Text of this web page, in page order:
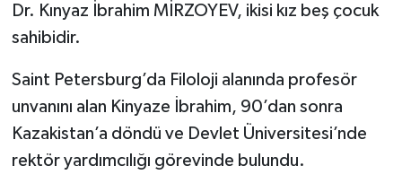
Dr. Kınyaz İbrahim MİRZOYEV, ikisi kız beş çocuk
sahibidir.
Saint Petersburg’da Filoloji alanında profesör
unvanını alan Kinyaze İbrahim, 90’dan sonra
Kazakistan’a döndü ve Devlet Üniversitesi’nde
rektör yardımcılığı görevinde bulundu.